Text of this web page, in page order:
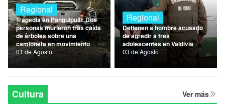
Regional
Tragedia en Panguipulli: Dos
personas murieron tras caída
de árboles sobre una
camioneta en movimiento
01 de Agosto
Regional
Detienen a hombre acusado
de agredir a tres
adolescentes en Valdivia
03 de Agosto
Cultura Ver más